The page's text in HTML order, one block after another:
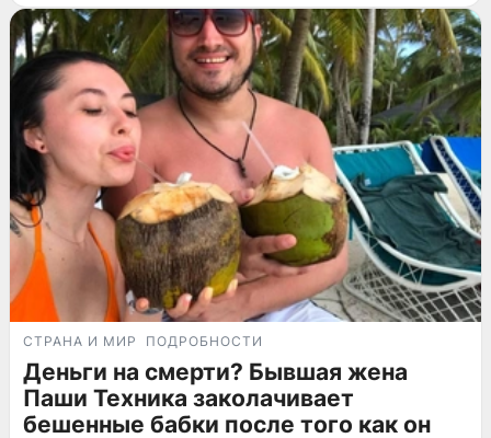
СТРАНА И МИР ПОДРОБНОСТИ
Деньги на смерти? Бывшая жена
Паши Техника заколачивает
бешенные бабки после того как он